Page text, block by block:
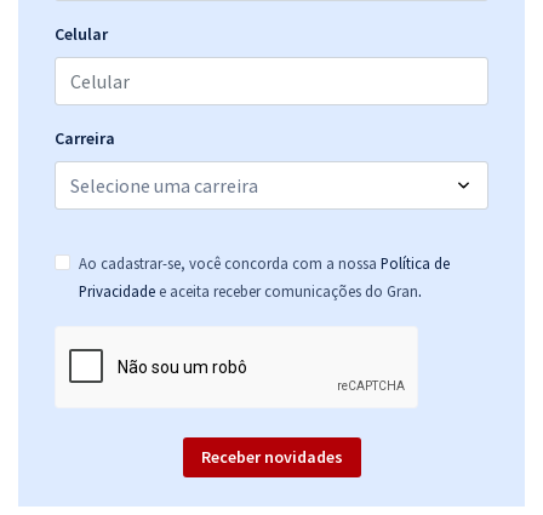
Celular
Carreira
Ao cadastrar-se, você concorda com a nossa Política de
Privacidade e aceita receber comunicações do Gran.
Receber novidades